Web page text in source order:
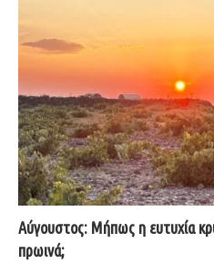
Αύγουστος: Μήπως η ευτυχία
πρωινά;